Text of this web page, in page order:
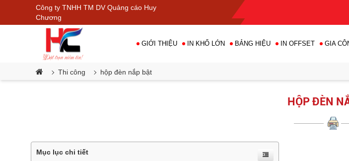
Công ty TNHH TM DV Quảng cáo Huy
Chương
GIỚI THIỆU IN KHỔ LỚN BẢNG HIỆU IN OFFSET GIA
Thi công hộp đèn nắp bật
HỘP ĐÈN
Mục lục chi tiết